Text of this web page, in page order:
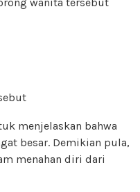
menjelaskan bahwa
besar. Demikian pula,
menahan diri dari